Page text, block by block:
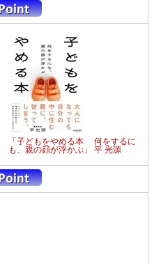
「子どもをやめる本 何をするに
も、親の顔が浮かぶ」 平 光源